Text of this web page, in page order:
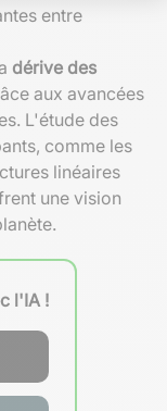
entre
dérive des
aux avancées
L'étude des
comme les
linéaires
une vision
l'IA !